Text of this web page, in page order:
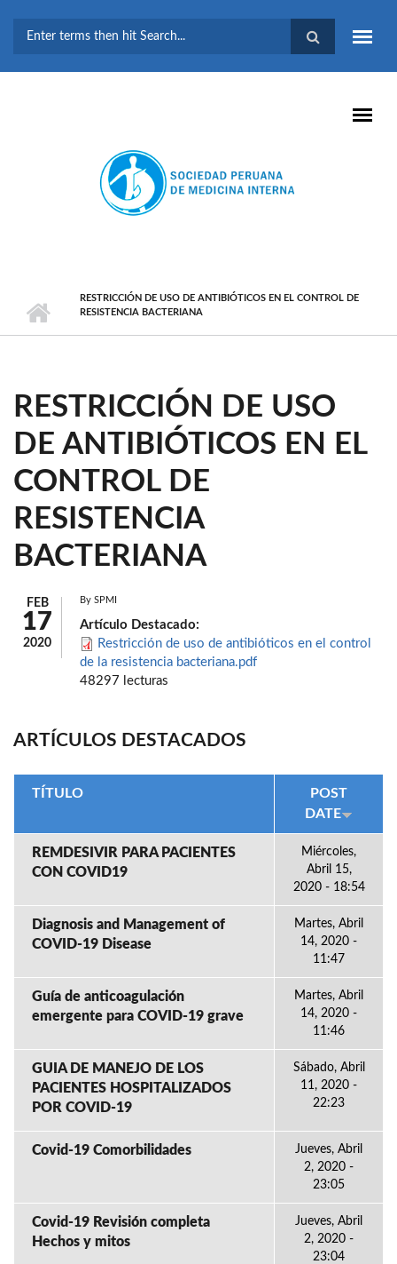
BÚSQUEDA
RESTRICCIÓN DE USO DE ANTIBIÓTICOS EN EL CONTROL DE
RESISTENCIA BACTERIANA
RESTRICCIÓN DE USO
DE ANTIBIÓTICOS EN EL
CONTROL DE
RESISTENCIA
BACTERIANA
FEB
17
2020
By SPMI
Artículo Destacado:
Restricción de uso de antibióticos en el control
de la resistencia bacteriana.pdf
48297 lecturas
ARTÍCULOS DESTACADOS
TÍTULO
POST
DATE
REMDESIVIR PARA PACIENTES
CON COVID19
Miércoles,
Abril 15,
2020 - 18:54
Diagnosis and Management of
COVID-19 Disease
Martes, Abril
14, 2020 -
11:47
Guía de anticoagulación
emergente para COVID-19 grave
Martes, Abril
14, 2020 -
11:46
GUIA DE MANEJO DE LOS
PACIENTES HOSPITALIZADOS
POR COVID-19
Sábado, Abril
11, 2020 -
22:23
Covid-19 Comorbilidades
Jueves, Abril
2, 2020 -
23:05
Covid-19 Revisión completa
Hechos y mitos
Jueves, Abril
2, 2020 -
23:04